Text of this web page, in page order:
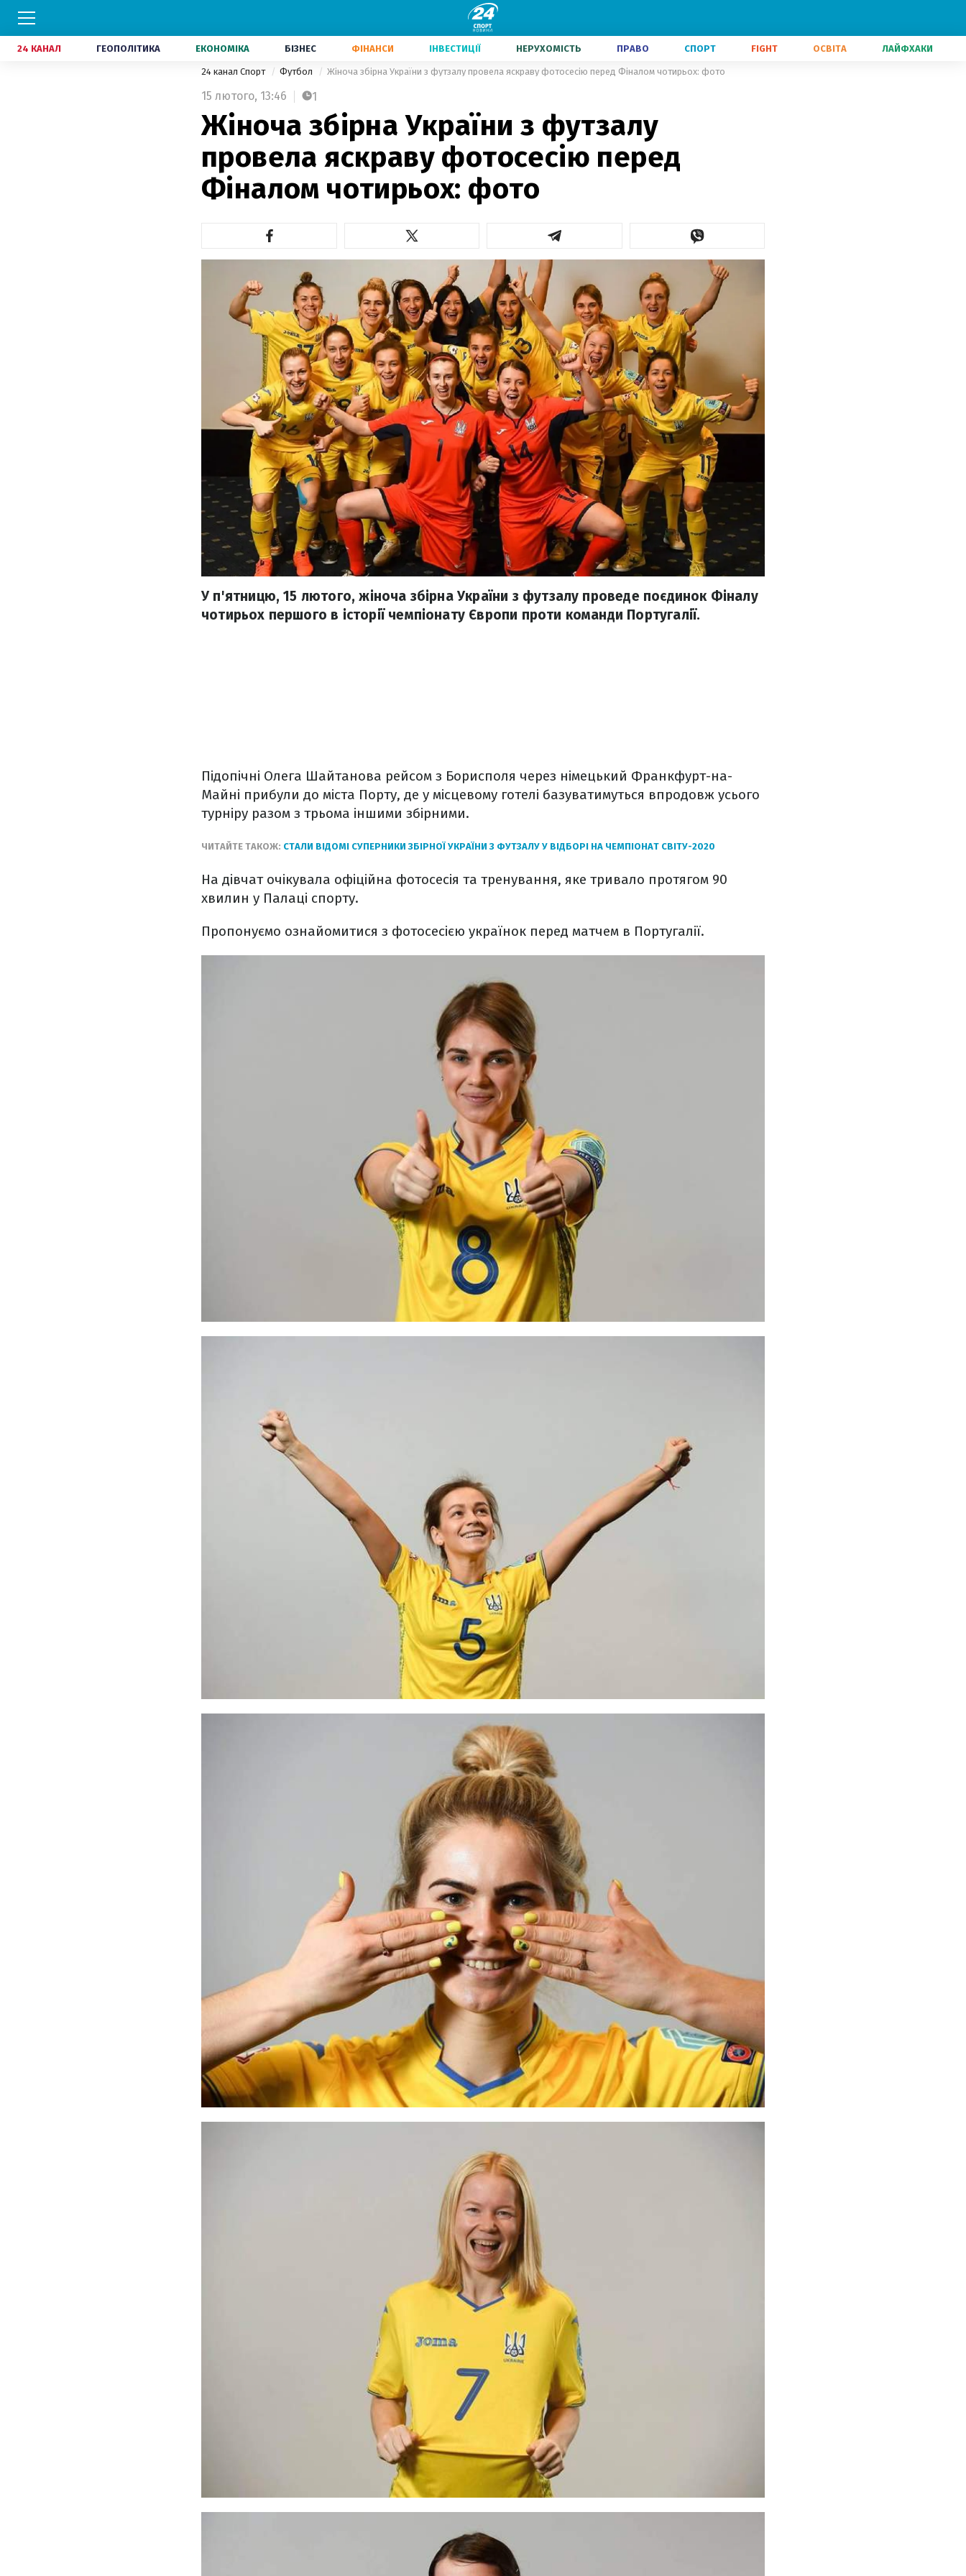
24 КАНАЛ ГЕОПОЛІТИКА ЕКОНОМІКА БІЗНЕС ФІНАНСИ ІНВЕСТИЦІЇ НЕРУХОМІСТЬ ПРАВО СПОРТ FIGHT ОСВІТА ЛАЙФХАКИ
24 канал Спорт Футбол Жіноча збірна України з футзалу провела яскраву фотосесію перед Фіналом чотирьох: фото
15 лютого, 13:46 1
Жіноча збірна України з футзалу
провела яскраву фотосесію перед
Фіналом чотирьох: фото
У п'ятницю, 15 лютого, жіноча збірна України з футзалу проведе поєдинок Фіналу
чотирьох першого в історії чемпіонату Європи проти команди Португалії.
Підопічні Олега Шайтанова рейсом з Борисполя через німецький Франкфурт-на-
Майні прибули до міста Порту, де у місцевому готелі базуватимуться впродовж усього
турніру разом з трьома іншими збірними.
ЧИТАЙТЕ ТАКОЖ: СТАЛИ ВІДОМІ СУПЕРНИКИ ЗБІРНОЇ УКРАЇНИ З ФУТЗАЛУ У ВІДБОРІ НА ЧЕМПІОНАТ СВІТУ-2020
На дівчат очікувала офіційна фотосесія та тренування, яке тривало протягом 90
хвилин у Палаці спорту.
Пропонуємо ознайомитися з фотосесією українок перед матчем в Португалії.